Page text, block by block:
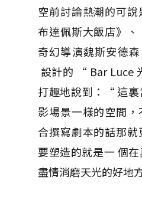
空前討論熱潮的可
布達佩斯大飯店》、
奇幻導演魏斯安德
設計的 “ Bar Luce
打趣地說到：“ 這
影場景一樣的空間
合撰寫劇本的話那
要塑造的就是一 個
盡情消磨天光的好地